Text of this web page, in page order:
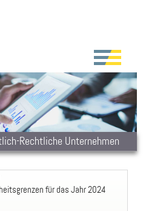
Rechtliche Unternehmen
für das Jahr 2024